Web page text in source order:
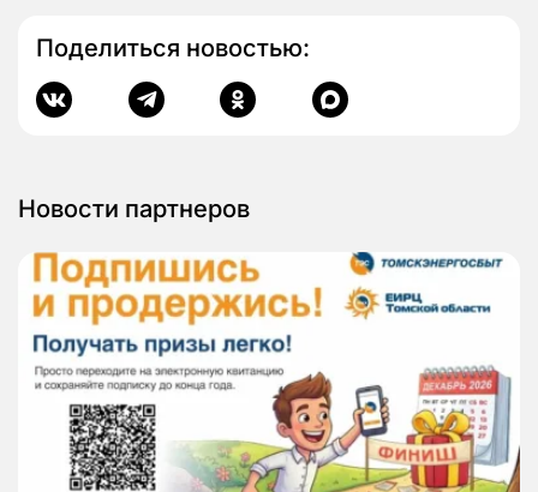
Поделиться новостью:
Новости партнеров